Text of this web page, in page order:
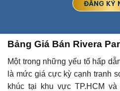
Bảng Giá Bán Rivera
Một trong những yếu tố hấp
là mức giá cực kỳ cạnh tranh
khúc tại khu vực TP.HCM và